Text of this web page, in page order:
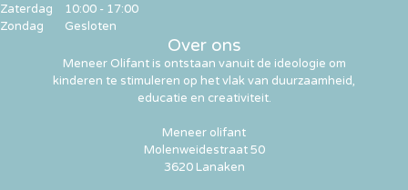
Over ons
Meneer Olifant is ontstaan vanuit de ideologie om
kinderen te stimuleren op het vlak van duurzaamheid,
educatie en creativiteit.
Meneer olifant
Molenweidestraat 50
3620 Lanaken
Zaterdag
Zondag
10:00 - 17:00
Gesloten